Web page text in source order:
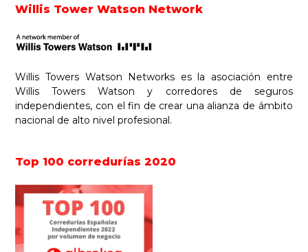
Footer
Willis Tower Watson Network
Willis Towers Watson Networks es la asociación entre
Willis Towers Watson y corredores de seguros
independientes, con el fin de crear una alianza de ámbito
nacional de alto nivel profesional.
Top 100 corredurías 2020